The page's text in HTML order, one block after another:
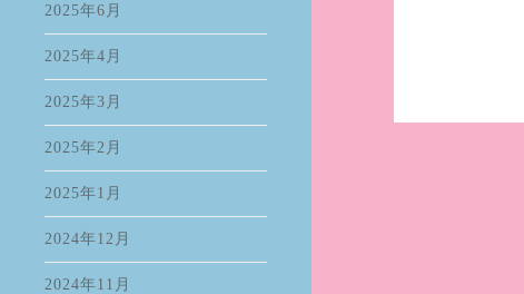
2025年6月
2025年4月
2025年3月
2025年2月
2025年1月
2024年12月
2024年11月